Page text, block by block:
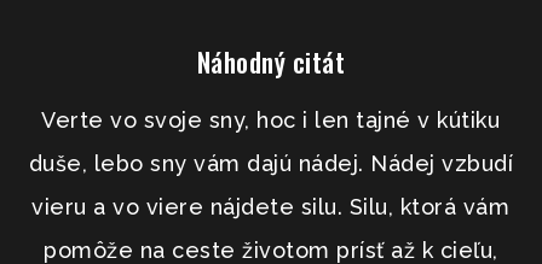
Náhodný citát
Verte vo svoje sny, hoc i len tajné v kútiku
duše, lebo sny vám dajú nádej. Nádej vzbudí
vieru a vo viere nájdete silu. Silu, ktorá vám
pomôže na ceste životom prísť až k cieľu,